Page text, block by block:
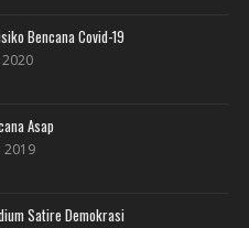
Bencana Covid-19
Asap
2019
Satire Demokrasi